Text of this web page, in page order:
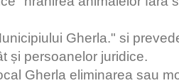
Gherla." si
și persoanelor juridice.
Gherla eliminarea sau